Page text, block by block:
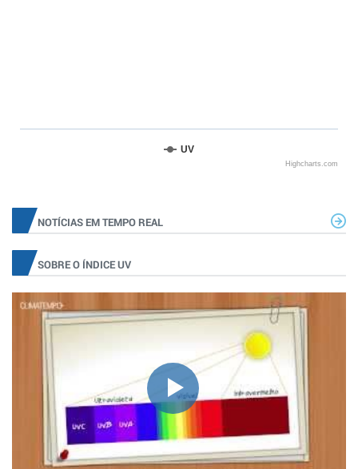
UV
Highcharts.com
NOTÍCIAS EM TEMPO REAL
SOBRE O ÍNDICE UV